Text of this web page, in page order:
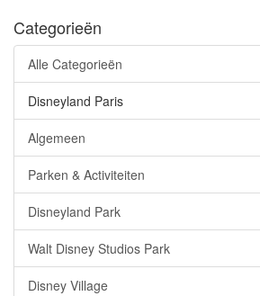
Categorieën
Alle Categorieën
Disneyland Paris
Algemeen
Parken & Activiteiten
Disneyland Park
Walt Disney Studios Park
Disney Village